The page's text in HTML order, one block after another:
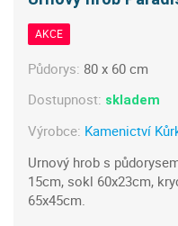
AKCE
Půdorys: 80 x 60 cm
Dostupnost: skladem
Výrobce: Kamenictví
Urnový hrob s
15cm, sokl 60x23cm,
65x45cm.